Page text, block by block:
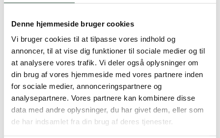
Denne hjemmeside bruger cookies
Vi bruger cookies til at tilpasse vores indhold og
annoncer, til at vise dig funktioner til sociale medier og til
at analysere vores trafik. Vi deler også oplysninger om
din brug af vores hjemmeside med vores partnere inden
for sociale medier, annonceringspartnere og
analysepartnere. Vores partnere kan kombinere disse
data med andre oplysninger, du har givet dem, eller som
de har indsamlet fra din brug af deres tjenester.
Faste lave priser*
*Gælder ikke ernæringsprodukter.
Stort udvalg af kendte
produkter
Vi tilbyder et stort udvalg af kendte
cremer, vitaminer og andre spændende
produkter – altid til fast lav pris.
Læs mere om Uglecare.dk her